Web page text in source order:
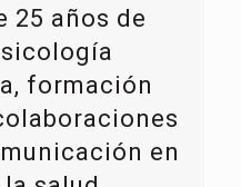
25 años de
formación
en